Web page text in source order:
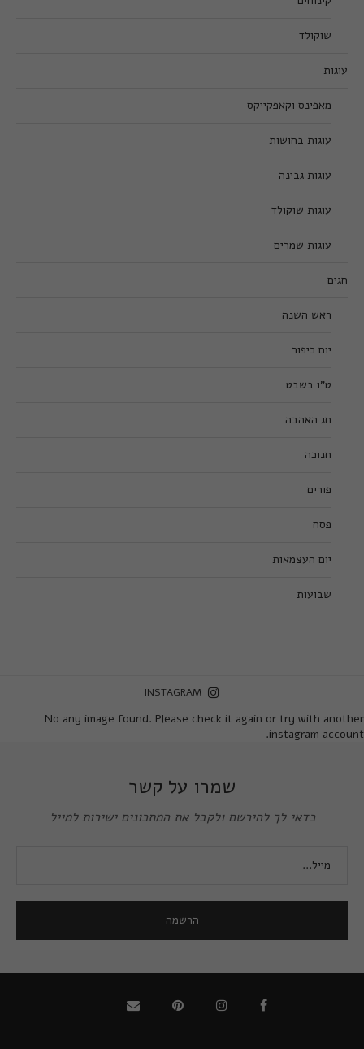
שוקולד
עוגות
מאפינס וקאפקייקס
עוגות בחושות
עוגות גבינה
עוגות שוקולד
עוגות שמרים
חגים
ראש השנה
יום כיפור
ט”ו בשבט
חג האהבה
חנוכה
פורים
פסח
יום העצמאות
שבועות
INSTAGRAM
No any image found. Please check it again or try with another
instagram account.
שמרו על קשר
כדאי לך להירשם ולקבל את המתכונים ישירות למייל